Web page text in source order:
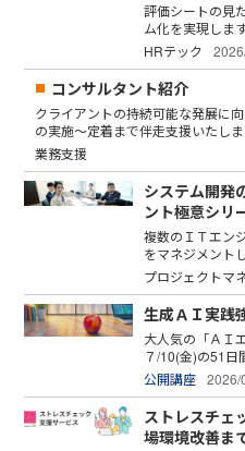
評価シートの見
ム化を実現します
HRテック
コンサルタント紹介
クライアントの持続可能な発展に
の実施～定着まで伴走支援いたしま
業務支援
システム開発
ント極意シリ
複数のＩＴエン
をマネジメント
プロジェクトマ
生成ＡＩ実践
大人気の「ＡＩ
７/10(金)の51日
公開講座 2026/
ストレスチェ
場環境改善ま